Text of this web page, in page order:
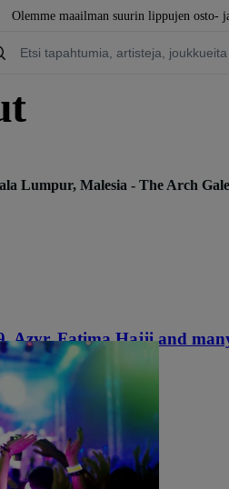
Olemme maailman suurin lippujen osto-
Lumpur, Malesia - The Arch
Azyr, Fatima Hajji and
The Arch Galeries